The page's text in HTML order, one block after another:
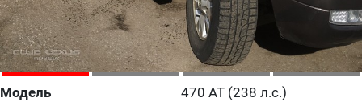
Модель
470 AT (238 л.с.)